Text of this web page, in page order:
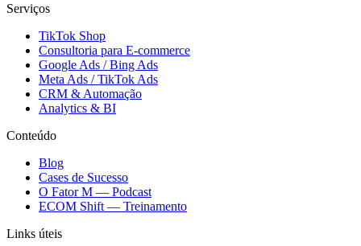
Serviços
TikTok Shop
Consultoria para E-commerce
Google Ads / Bing Ads
Meta Ads / TikTok Ads
CRM & Automação
Analytics & BI
Conteúdo
Blog
Cases de Sucesso
O Fator M — Podcast
ECOM Shift — Treinamento
Links úteis